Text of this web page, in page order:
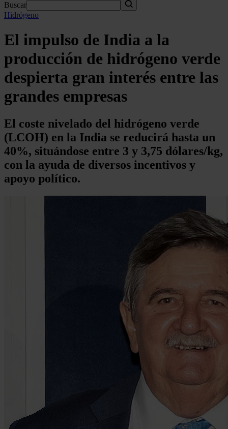
Buscar
Hidrógeno
El impulso de India a la
producción de hidrógeno verde
despierta gran interés entre las
grandes empresas
El coste nivelado del hidrógeno verde
(LCOH) en la India se reducirá hasta un
40%, situándose entre 3 y 3,75 dólares/kg,
con la ayuda de diversos incentivos y
apoyo político.